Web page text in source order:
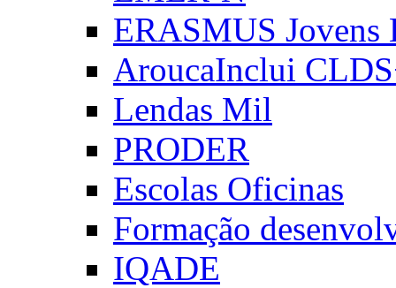
ERASMUS Jovens
AroucaInclui
Lendas Mil
PRODER
Escolas Oficinas
Formação
IQADE